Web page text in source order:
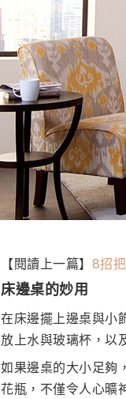
【閱讀上一篇】 8招
床邊桌的妙用
在床邊擺上邊桌與小
放上水與玻璃杯，以
如果邊桌的大小足夠
花瓶，不僅令人心曠